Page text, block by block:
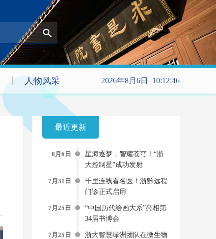
人物风采 2026年8月6日 10:12:47
最近更新
8月6日
星海逐梦，智耀苍穹！“浙
大控制星”成功发射
7月31日
千里连线看名医！浙黔远程
门诊正式启用
7月25日
“中国历代绘画大系”亮相第
34届书博会
7月25日
浙大智慧绿洲团队在微生物